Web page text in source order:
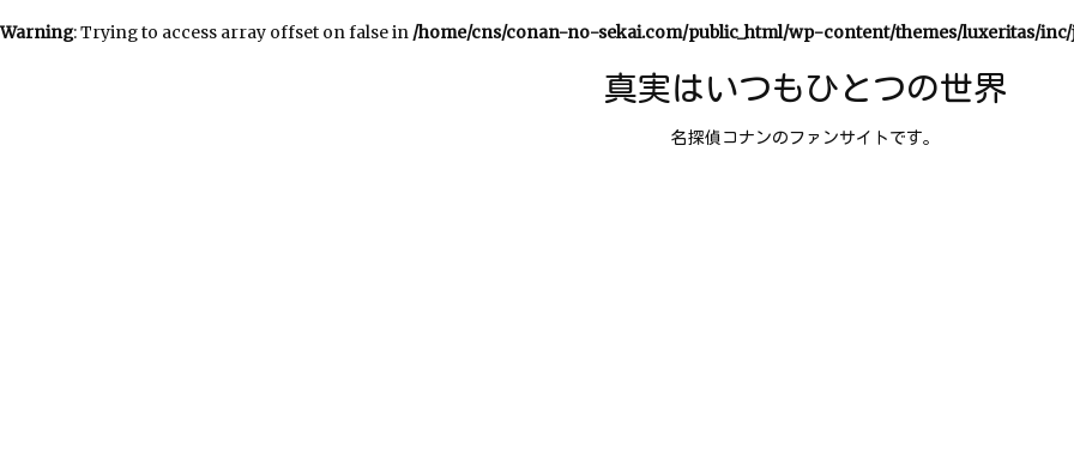
Warning: Trying to access array offset on false in /home/cns/conan-no-sekai.com/public_html/wp-content/themes/luxeritas/
真実はいつもひとつの世界
名探偵コナンのファンサイトです。